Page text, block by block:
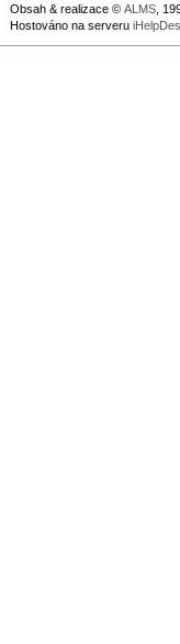
Obsah & realizace © ALMS ,
Hostováno na serveru